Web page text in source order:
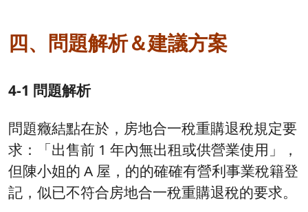
四、問題解析＆建議方案
4-1 問題解析
問題癥結點在於，房地合一稅重購退稅規定要
求：「出售前 1 年內無出租或供營業使用」，
但陳小姐的 A 屋，的的確確有營利事業稅籍登
記，似已不符合房地合一稅重購退稅的要求。